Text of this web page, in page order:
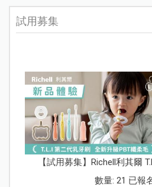
試用募集
【試用募集】Richell利其爾
數量: 21 已報